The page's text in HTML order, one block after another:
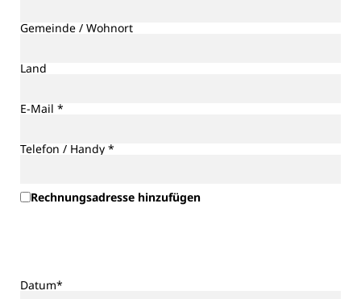
Gemeinde / Wohnort
Land
E-Mail *
Telefon / Handy *
Rechnungsadresse hinzufügen
Datum*